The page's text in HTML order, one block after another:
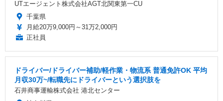
UTエージェント株式会社AGT北関東第一CU
千葉県
月給20万9,000円～31万2,000円
正社員
ドライバー/ドライバー補助/軽作業・物流系 普通免許OK 平均
月収30万~/転職先にドライバーという選択肢を
石井商事運輸株式会社 港北センター